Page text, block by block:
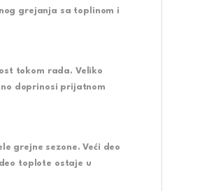
grejanja sa toplinom i
tokom rada. Veliko
doprinosi prijatnom
grejne sezone. Veći deo
toplote ostaje u